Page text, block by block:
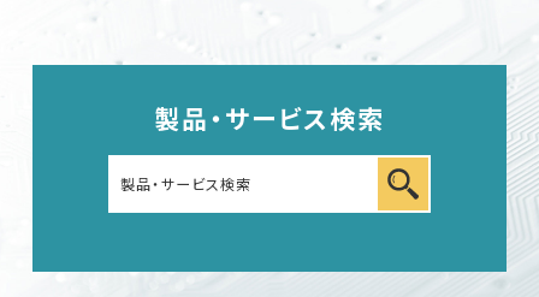
製品・サービス検索